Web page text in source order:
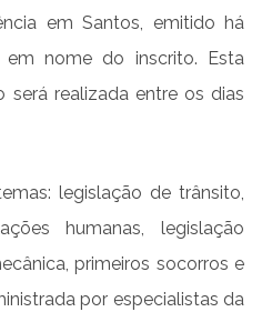
em Santos, emitido há
nome do inscrito. Esta
será realizada entre os dias
legislação de trânsito,
humanas, legislação
primeiros socorros e
por especialistas da